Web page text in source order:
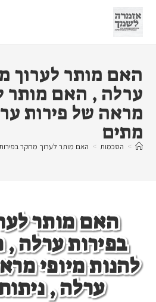
content
האם מותר לערוך
ערלה , האם מותר
מראה של פירות
מתים
> הסכמות > האם מותר לערוך מחקר
האם מותר
בפירות ערלה
להנות מיופי
ערלה ,